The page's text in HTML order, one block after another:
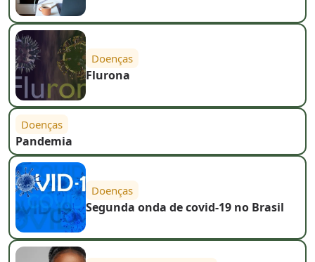
Doenças
Flurona
Doenças
Pandemia
Doenças
Segunda onda de covid-19 no Brasil